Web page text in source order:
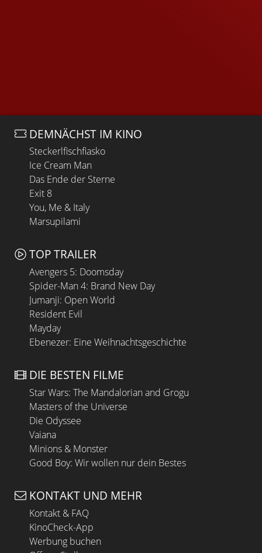
DEMNÄCHST IM KINO
Steckerlfischfiasko
Ice Cream Man
Das Ende der Sterne
Exit 8
You, Me & Italy
Marsupilami
TOP TRAILER
Avengers 5: Doomsday
Spider-Man 4: Brand New Day
Jumanji: Open World
Resident Evil
Mayday
Ebenezer: Eine Weihnachtsgeschichte
DIE BESTEN FILME
Star Wars: The Mandalorian and Grogu
Masters of the Universe
Die Odyssee
Vaiana
Minions & Monster
Good Boy: Wir wollen nur dein Bestes
KONTAKT UND MEHR
Kontakt & FAQ
KinoCheck-App
Werbung buchen